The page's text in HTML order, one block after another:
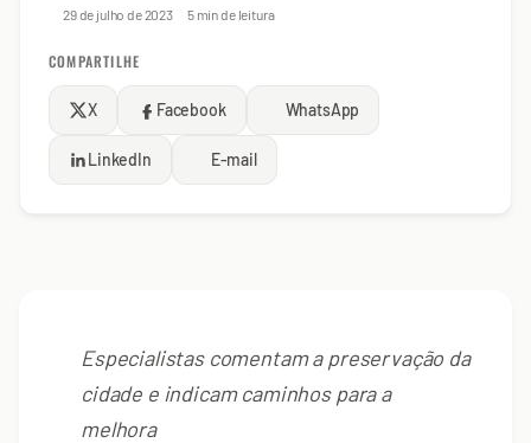
29 de julho de 2023 5 min de leitura
COMPARTILHE
X Facebook WhatsApp
LinkedIn E-mail
Especialistas comentam a preservação da
cidade e indicam caminhos para a
melhora